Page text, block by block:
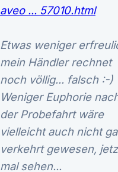
aveo ... 57010.html
Etwas weniger
mein Händler rechnet
noch völlig... falsch :-)
Weniger Euphorie
der Probefahrt wäre
vielleicht auch nicht
verkehrt gewesen,
mal sehen...